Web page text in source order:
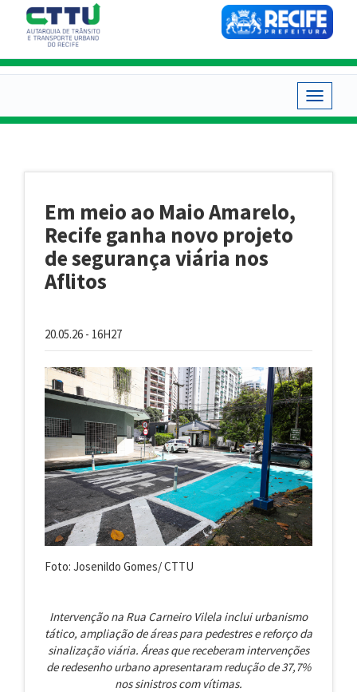
conteúdo
principal
Toggle
Em meio ao Maio Amarelo,
Recife ganha novo projeto
de segurança viária nos
Aflitos
20.05.26 - 16H27
Foto: Josenildo Gomes/ CTTU
Intervenção na Rua Carneiro Vilela inclui urbanismo
tático, ampliação de áreas para pedestres e reforço da
sinalização viária. Áreas que receberam intervenções
de redesenho urbano apresentaram redução de 37,7%
nos sinistros com vítimas.